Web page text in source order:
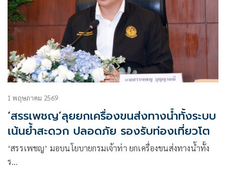
1 พฤษภาคม 2569
‘สรรเพชญ’ลุยยกเครื่องขนส่งทางน้ำทั้งระบบ
เน้นย้ำสะดวก ปลอดภัย รองรับท่องเที่ยวโต
‘สรรเพชญ’ มอบนโยบายกรมเจ้าท่า ยกเครื่องขนส่งทางน้ำทั้ง
ร…